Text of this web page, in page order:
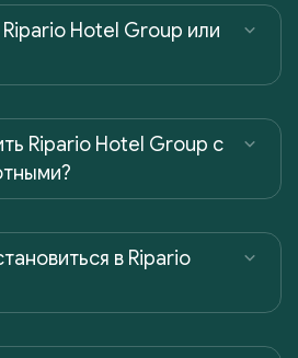
Hotel Group или
Ripario Hotel Group с
в Ripario